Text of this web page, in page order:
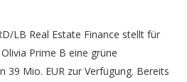
LB Real Estate Finance stellt für
Prime B eine grüne
39 Mio. EUR zur Verfügung. Bereits